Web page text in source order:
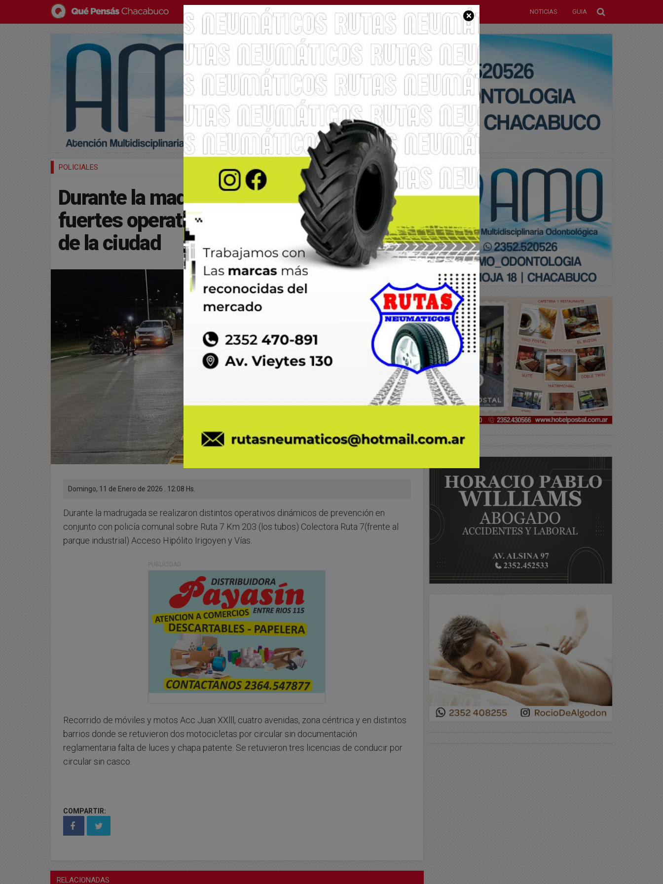
× NOTICIAS GUIA
POLICIALES
Durante la madrugada se realizaron
fuertes operativos en distintos puntos
de la ciudad
Domingo, 11 de Enero de 2026 . 12:08 Hs.
Durante la madrugada se realizaron distintos operativos dinámicos de prevención en
conjunto con policía comunal sobre Ruta 7 Km 203 (los tubos) Colectora Ruta 7(frente al
parque industrial) Acceso Hipólito Irigoyen y Vías.
PUBLICIDAD
Recorrido de móviles y motos Acc Juan XXlll, cuatro avenidas, zona céntrica y en distintos
barrios donde se retuvieron dos motocicletas por circular sin documentación
reglamentaria falta de luces y chapa patente. Se retuvieron tres licencias de conducir por
circular sin casco.
COMPARTIR:
RELACIONADAS